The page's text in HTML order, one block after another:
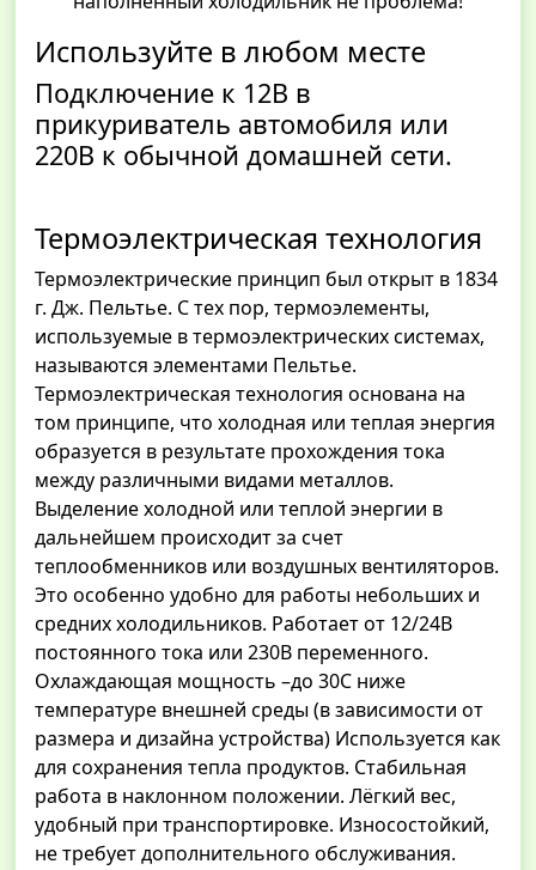
Используйте в любом месте
Подключение к 12В в
прикуриватель автомобиля или
220В к обычной домашней сети.
Термоэлектрическая технология
Термоэлектрические принцип был открыт в 1834
г. Дж. Пельтье. С тех пор, термоэлементы,
используемые в термоэлектрических системах,
называются элементами Пельтье.
Термоэлектрическая технология основана на
том принципе, что холодная или теплая энергия
образуется в результате прохождения тока
между различными видами металлов.
Выделение холодной или теплой энергии в
дальнейшем происходит за счет
теплообменников или воздушных вентиляторов.
Это особенно удобно для работы небольших и
средних холодильников. Работает от 12/24В
постоянного тока или 230В переменного.
Охлаждающая мощность –до 30С ниже
температуре внешней среды (в зависимости от
размера и дизайна устройства) Используется как
для сохранения тепла продуктов. Стабильная
работа в наклонном положении. Лёгкий вес,
удобный при транспортировке. Износостойкий,
не требует дополнительного обслуживания.